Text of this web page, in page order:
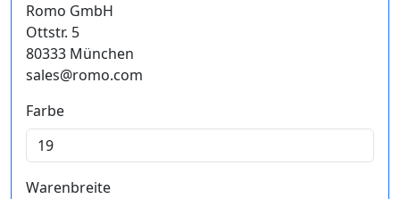
Romo GmbH
Ottstr. 5
80333 München
sales@romo.com
Farbe
Warenbreite